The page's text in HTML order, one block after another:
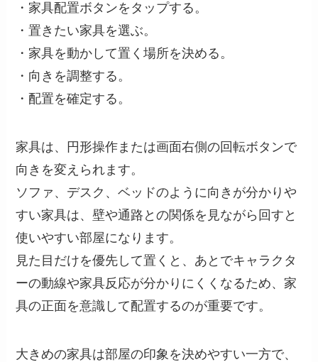
・家具配置ボタンをタップする。
・置きたい家具を選ぶ。
・家具を動かして置く場所を決める。
・向きを調整する。
・配置を確定する。
家具は、円形操作または画面右側の回転ボタンで
向きを変えられます。
ソファ、デスク、ベッドのように向きが分かりや
すい家具は、壁や通路との関係を見ながら回すと
使いやすい部屋になります。
見た目だけを優先して置くと、あとでキャラクタ
ーの動線や家具反応が分かりにくくなるため、家
具の正面を意識して配置するのが重要です。
大きめの家具は部屋の印象を決めやすい一方で、